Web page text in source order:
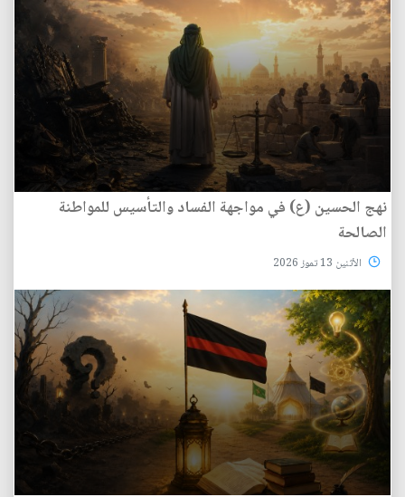
نهج الحسين (ع) في مواجهة الفساد والتأسيس للمواطنة
الصالحة
الأثنين 13 تموز 2026